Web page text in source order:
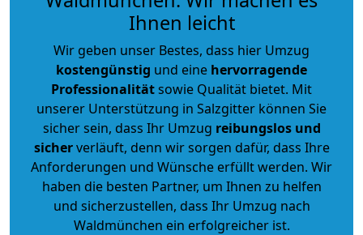
Ihnen leicht
Wir geben unser Bestes, dass hier Umzug
kostengünstig und eine hervorragende
Professionalitätsowie Qualität bietet. Mit
unserer Unterstützung in Salzgitter können Sie
sicher sein, dass Ihr Umzug reibungslos und
sicherverläuft, denn wir sorgen dafür, dass Ihre
Anforderungen und Wünsche erfüllt werden. Wir
haben die besten Partner, um Ihnen zu helfen
und sicherzustellen, dass Ihr Umzug nach
Waldmünchen ein erfolgreicher ist.